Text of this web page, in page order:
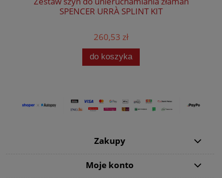
SPENCER URRÀ SPLINT KIT
260,53 zł
do koszyka
Zakupy
Moje konto